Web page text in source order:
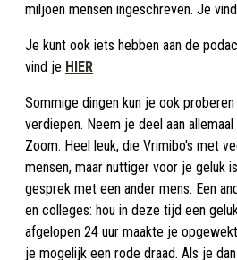
miljoen mensen ingeschreven. Je
Je kunt ook iets hebben aan de
vind je HIER
Sommige dingen kun je ook
verdiepen. Neem je deel aan
Zoom. Heel leuk, die Vrimibo's met
mensen, maar nuttiger voor je geluk
gesprek met een ander mens. Een
en colleges: hou in deze tijd een
afgelopen 24 uur maakte je
je mogelijk een rode draad. Als je